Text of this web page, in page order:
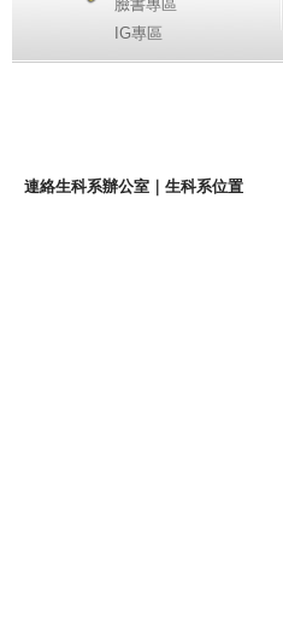
臉書專區
IG專區
連絡生科系辦公室 生科系位置